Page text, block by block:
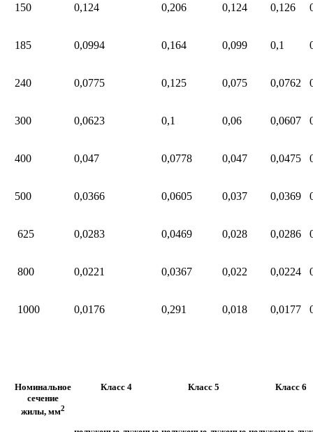
150 0,124 0,206 0,124 0,126
185 0,0994 0,164 0,099 0,1
240 0,0775 0,125 0,075 0,0762
300 0,0623 0,1 0,06 0,0607
400 0,047 0,0778 0,047 0,0475
500 0,0366 0,0605 0,037 0,0369
625 0,0283 0,0469 0,028 0,0286
800 0,0221 0,0367 0,022 0,0224
1000 0,0176 0,291 0,018 0,0177
Номинальное
сечение
жилы, мм2
Класс 4 Класс 5 Класс 6